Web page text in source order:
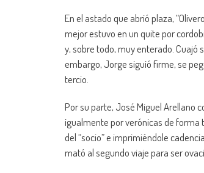
En el astado que abrió plaza,
mejor estuvo en un quite por
y, sobre todo, muy enterado. Cuajó
embargo, Jorge siguió firme, se
tercio.
Por su parte, José Miguel Arellano
igualmente por verónicas de forma
del “socio” e imprimiéndole
mató al segundo viaje para ser